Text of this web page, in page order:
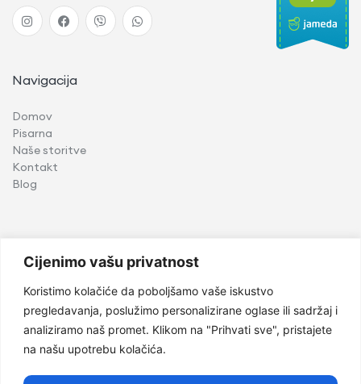
Cijenimo vašu privatnost
Koristimo kolačiće da poboljšamo vaše iskustvo
pregledavanja, poslužimo personalizirane oglase ili sadržaj i
analiziramo naš promet. Klikom na "Prihvati sve", pristajete
na našu upotrebu kolačića.
Navigacija
Domov
Pisarna
Naše storitve
Kontakt
Blog
Oralna kirurgija
Pediatrična stomatologija
Ortodoncija
Parodontologija in oralna medicina